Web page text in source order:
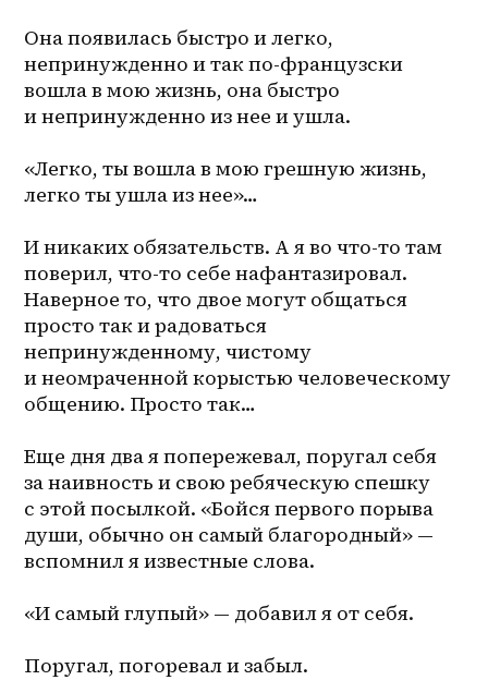
Она появилась быстро и легко,
непринужденно и так по-французски
вошла в мою жизнь, она быстро
и непринужденно из нее и ушла.
«Легко, ты вошла в мою грешную жизнь,
легко ты ушла из нее»…
И никаких обязательств. А я во что-то там
поверил, что-то себе нафантазировал.
Наверное то, что двое могут общаться
просто так и радоваться
непринужденному, чистому
и неомраченной корыстью человеческому
общению. Просто так…
Еще дня два я попережевал, поругал себя
за наивность и свою ребяческую спешку
с этой посылкой. «Бойся первого порыва
души, обычно он самый благородный» —
вспомнил я известные слова.
«И самый глупый» — добавил я от себя.
Поругал, погоревал и забыл.